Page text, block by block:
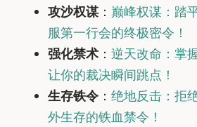
攻沙权谋： 巅峰权谋：踏
服第一行会的终极密令！
强化禁术 ： 逆天改命：掌
让你的裁决瞬间跳点！
生存铁令： 绝地反击：拒
外生存的铁血禁令！